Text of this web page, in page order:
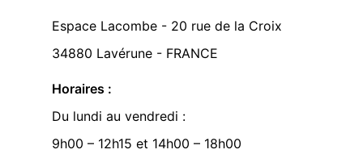
Espace Lacombe - 20 rue de la Croix
34880 Lavérune - FRANCE
Horaires :
Du lundi au vendredi :
9h00 – 12h15 et 14h00 – 18h00